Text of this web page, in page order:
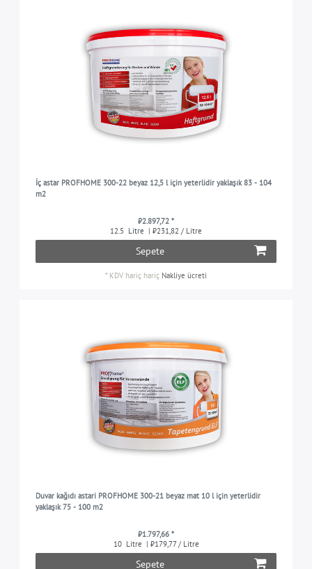
İç astar PROFHOME 300-22 beyaz 12,5 l için yeterlidir yaklaşık 83 - 104
m2
₺2.897,72 *
12.5 Litre | ₺231,82 / Litre
Sepete
* KDV hariç hariç Nakliye ücreti
Duvar kağıdı astari PROFHOME 300-21 beyaz mat 10 l için yeterlidir
yaklaşık 75 - 100 m2
₺1.797,66 *
10 Litre | ₺179,77 / Litre
Sepete